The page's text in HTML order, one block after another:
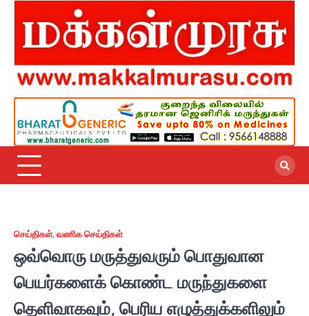
Skip
content
செய்திகள், வணிக செய்திகள்
ஒவ்வொரு மருத்துவரும் பொதுவான
பெயர்களைக் கொண்ட மருந்துகளை
தெளிவாகவும், பெரிய எழுத்துக்களிலும்